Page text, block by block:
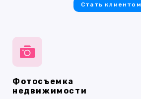
Фотосъемка
недвижимости
Стать клиентом